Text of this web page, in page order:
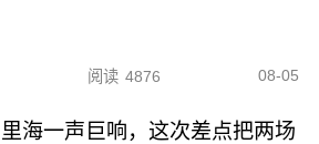
阅读 4876 08-05
里海一声巨响，这次差点把两场